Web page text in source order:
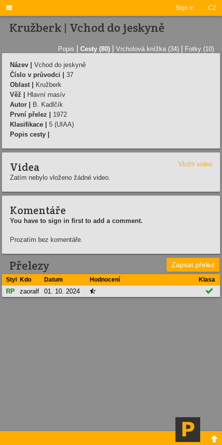
Sign in CZ

Kružberk | Vchod do jeskyně
Popis Cesty (80) Vrcholová knížka (34) Fotky (10)
Název |
Vchod do jeskyně
Číslo v průvodci |
37
Oblast |
Kružberk
Věž |
Hlavní masív
Autor |
B. Kadlčík
První přelez |
1972
Klasifikace |
5 (UIAA)
Popis cesty |
Videa
Vložit video
Zatím nebylo vloženo žádné video.
Komentáře
You have to sign in first to add a comment.
Prozatím bez komentáře.
Přelezy Zapsat přelez
Styl Kdo Datum Hodnocení Klasa
RP zaoralf 01. 10. 2024  
